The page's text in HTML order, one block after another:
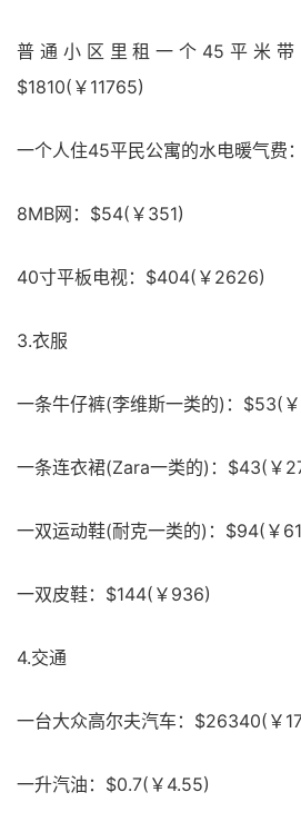
普通小区里租一个45平米带
$1810(￥11765)
一个人住45平民公寓的水电暖气费
8MB网：$54(￥351)
40寸平板电视：$404(￥2626)
3.衣服
一条牛仔裤(李维斯一类的)：$53(
一条连衣裙(Zara一类的)：$43(￥
一双运动鞋(耐克一类的)：$94(￥
一双皮鞋：$144(￥936)
4.交通
一台大众高尔夫汽车：$26340(￥
一升汽油：$0.7(￥4.55)